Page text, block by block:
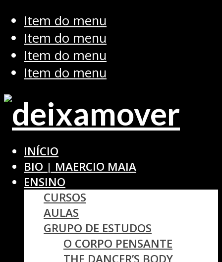
Item do menu
Item do menu
Item do menu
Item do menu
INÍCIO
BIO | MAERCIO MAIA
ENSINO
CURSOS
AULAS
GRUPO DE ESTUDOS
O CORPO PENSANTE